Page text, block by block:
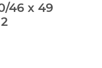
46 x 49